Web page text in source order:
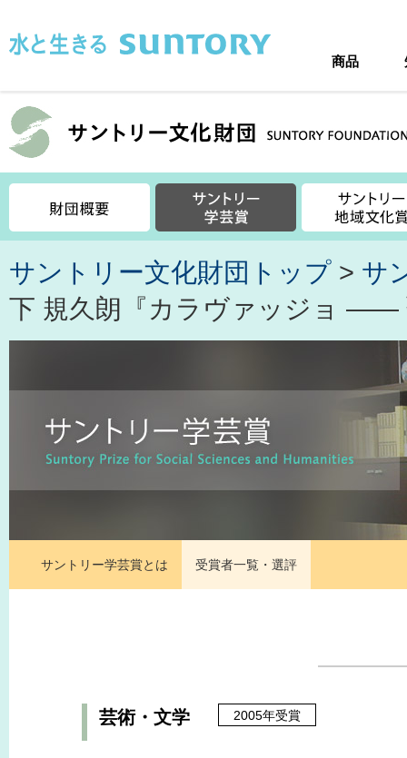
商品
サントリー文化財団トップ > サ
下 規久朗『カラヴァッジョ ――
サントリー学芸賞とは 受賞者一覧・選評
芸術・文学 2005年受賞